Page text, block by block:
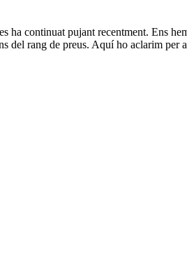
continuat pujant recentment. Ens
rang de preus. Aquí ho aclarim per